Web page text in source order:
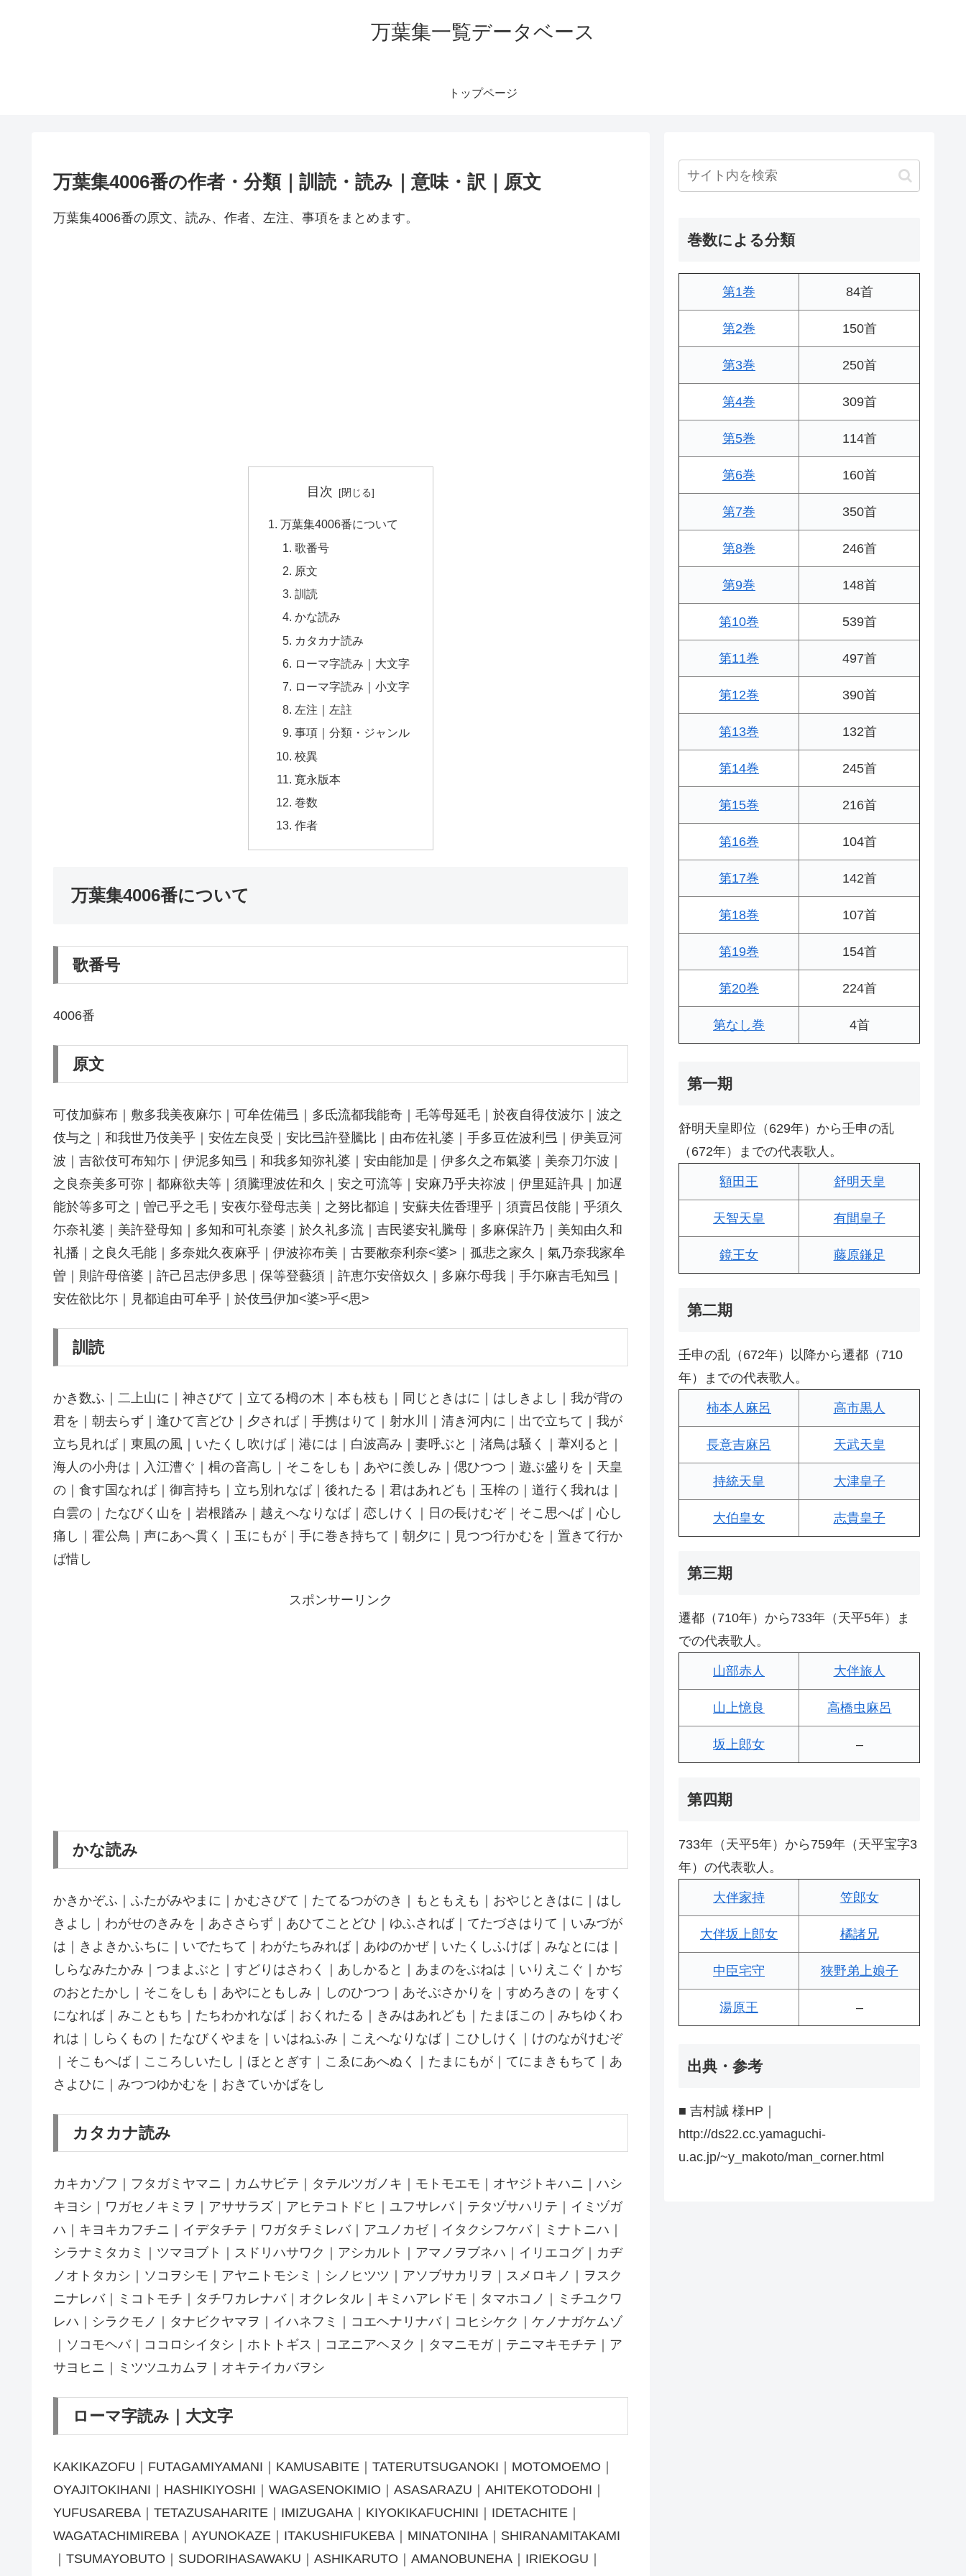
万葉集一覧データベース
トップページ
万葉集4006番の作者・分類｜訓読・読み｜意味・訳｜原文
万葉集4006番の原文、読み、作者、左注、事項をまとめます。
目次
万葉集4006番について
歌番号
原文
訓読
かな読み
カタカナ読み
ローマ字読み｜大文字
ローマ字読み｜小文字
左注｜左註
事項｜分類・ジャンル
校異
寛永版本
巻数
作者
万葉集4006番について
歌番号
4006番
原文
可伎加蘇布｜敷多我美夜麻尓｜可牟佐備弖｜多氐流都我能奇｜毛等母延毛｜於夜自得伎波尓｜波之
伎与之｜和我世乃伎美乎｜安佐左良受｜安比弖許登騰比｜由布佐礼婆｜手多豆佐波利弖｜伊美豆河
波｜吉欲伎可布知尓｜伊泥多知弖｜和我多知弥礼婆｜安由能加是｜伊多久之布氣婆｜美奈刀尓波｜
之良奈美多可弥｜都麻欲夫等｜須騰理波佐和久｜安之可流等｜安麻乃乎夫祢波｜伊里延許具｜加遅
能於等多可之｜曽己乎之毛｜安夜尓登母志美｜之努比都追｜安蘇夫佐香理乎｜須賣呂伎能｜乎須久
尓奈礼婆｜美許登母知｜多知和可礼奈婆｜於久礼多流｜吉民婆安礼騰母｜多麻保許乃｜美知由久和
礼播｜之良久毛能｜多奈妣久夜麻乎｜伊波祢布美｜古要敝奈利奈<婆>｜孤悲之家久｜氣乃奈我家牟
曽｜則許母倍婆｜許己呂志伊多思｜保等登藝須｜許恵尓安倍奴久｜多麻尓母我｜手尓麻吉毛知弖｜
安佐欲比尓｜見都追由可牟乎｜於伎弖伊加<婆>乎<思>
訓読
かき数ふ｜二上山に｜神さびて｜立てる栂の木｜本も枝も｜同じときはに｜はしきよし｜我が背の
君を｜朝去らず｜逢ひて言どひ｜夕されば｜手携はりて｜射水川｜清き河内に｜出で立ちて｜我が
立ち見れば｜東風の風｜いたくし吹けば｜港には｜白波高み｜妻呼ぶと｜渚鳥は騒く｜葦刈ると｜
海人の小舟は｜入江漕ぐ｜楫の音高し｜そこをしも｜あやに羨しみ｜偲ひつつ｜遊ぶ盛りを｜天皇
の｜食す国なれば｜御言持ち｜立ち別れなば｜後れたる｜君はあれども｜玉桙の｜道行く我れは｜
白雲の｜たなびく山を｜岩根踏み｜越えへなりなば｜恋しけく｜日の長けむぞ｜そこ思へば｜心し
痛し｜霍公鳥｜声にあへ貫く｜玉にもが｜手に巻き持ちて｜朝夕に｜見つつ行かむを｜置きて行か
ば惜し
スポンサーリンク
かな読み
かきかぞふ｜ふたがみやまに｜かむさびて｜たてるつがのき｜もともえも｜おやじときはに｜はし
きよし｜わがせのきみを｜あささらず｜あひてことどひ｜ゆふされば｜てたづさはりて｜いみづが
は｜きよきかふちに｜いでたちて｜わがたちみれば｜あゆのかぜ｜いたくしふけば｜みなとには｜
しらなみたかみ｜つまよぶと｜すどりはさわく｜あしかると｜あまのをぶねは｜いりえこぐ｜かぢ
のおとたかし｜そこをしも｜あやにともしみ｜しのひつつ｜あそぶさかりを｜すめろきの｜をすく
になれば｜みこともち｜たちわかれなば｜おくれたる｜きみはあれども｜たまほこの｜みちゆくわ
れは｜しらくもの｜たなびくやまを｜いはねふみ｜こえへなりなば｜こひしけく｜けのながけむぞ
｜そこもへば｜こころしいたし｜ほととぎす｜こゑにあへぬく｜たまにもが｜てにまきもちて｜あ
さよひに｜みつつゆかむを｜おきていかばをし
カタカナ読み
カキカゾフ｜フタガミヤマニ｜カムサビテ｜タテルツガノキ｜モトモエモ｜オヤジトキハニ｜ハシ
キヨシ｜ワガセノキミヲ｜アササラズ｜アヒテコトドヒ｜ユフサレバ｜テタヅサハリテ｜イミヅガ
ハ｜キヨキカフチニ｜イデタチテ｜ワガタチミレバ｜アユノカゼ｜イタクシフケバ｜ミナトニハ｜
シラナミタカミ｜ツマヨブト｜スドリハサワク｜アシカルト｜アマノヲブネハ｜イリエコグ｜カヂ
ノオトタカシ｜ソコヲシモ｜アヤニトモシミ｜シノヒツツ｜アソブサカリヲ｜スメロキノ｜ヲスク
ニナレバ｜ミコトモチ｜タチワカレナバ｜オクレタル｜キミハアレドモ｜タマホコノ｜ミチユクワ
レハ｜シラクモノ｜タナビクヤマヲ｜イハネフミ｜コエヘナリナバ｜コヒシケク｜ケノナガケムゾ
｜ソコモヘバ｜ココロシイタシ｜ホトトギス｜コヱニアヘヌク｜タマニモガ｜テニマキモチテ｜ア
サヨヒニ｜ミツツユカムヲ｜オキテイカバヲシ
ローマ字読み｜大文字
KAKIKAZOFU｜FUTAGAMIYAMANI｜KAMUSABITE｜TATERUTSUGANOKI｜MOTOMOEMO｜
OYAJITOKIHANI｜HASHIKIYOSHI｜WAGASENOKIMIO｜ASASARAZU｜AHITEKOTODOHI｜
YUFUSAREBA｜TETAZUSAHARITE｜IMIZUGAHA｜KIYOKIKAFUCHINI｜IDETACHITE｜
WAGATACHIMIREBA｜AYUNOKAZE｜ITAKUSHIFUKEBA｜MINATONIHA｜SHIRANAMITAKAMI
｜TSUMAYOBUTO｜SUDORIHASAWAKU｜ASHIKARUTO｜AMANOBUNEHA｜IRIEKOGU｜
巻数による分類
第1巻 84首
第2巻 150首
第3巻 250首
第4巻 309首
第5巻 114首
第6巻 160首
第7巻 350首
第8巻 246首
第9巻 148首
第10巻 539首
第11巻 497首
第12巻 390首
第13巻 132首
第14巻 245首
第15巻 216首
第16巻 104首
第17巻 142首
第18巻 107首
第19巻 154首
第20巻 224首
第なし巻 4首
第一期
舒明天皇即位（629年）から壬申の乱
（672年）までの代表歌人。
額田王 舒明天皇
天智天皇 有間皇子
鏡王女 藤原鎌足
第二期
壬申の乱（672年）以降から遷都（710
年）までの代表歌人。
柿本人麻呂 高市黒人
長意吉麻呂 天武天皇
持統天皇 大津皇子
大伯皇女 志貴皇子
第三期
遷都（710年）から733年（天平5年）ま
での代表歌人。
山部赤人 大伴旅人
山上憶良 高橋虫麻呂
坂上郎女 –
第四期
733年（天平5年）から759年（天平宝字3
年）の代表歌人。
大伴家持 笠郎女
大伴坂上郎女 橘諸兄
中臣宅守 狭野弟上娘子
湯原王 –
出典・参考
■ 吉村誠 様HP｜
http://ds22.cc.yamaguchi-
u.ac.jp/~y_makoto/man_corner.html